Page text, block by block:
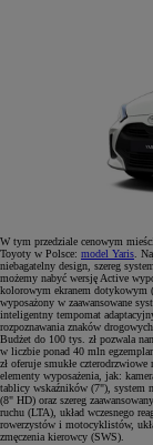
W tym przedziale cenowym
Toyoty w Polsce: model Yaris.
niebagatelny design, szereg
możemy nabyć wersję Active
kolorowym ekranem dotykowym
wyposażony w zaawansowane
inteligentny tempomat
rozpoznawania znaków
Budżet do 100 tys. zł pozwala
w liczbie ponad 40 mln
zł oferuje smukłe
elementy wyposażenia, jak:
tablicy wskaźników (7"), system
(8" HD) oraz szereg
ruchu (LTA), układ wczesnego
rowerzystów i motocyklistów,
zmęczenia kierowcy (SWS).